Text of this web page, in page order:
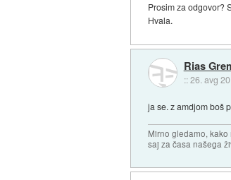
Prosim za odgovor?
Hvala.
Rias
::26. avg
ja se. z amdjom boš
Mirno gledamo,
saj za časa našega